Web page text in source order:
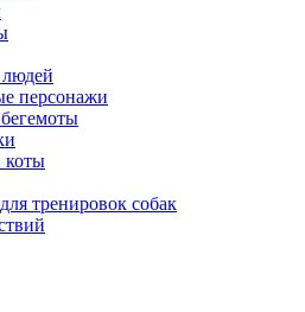
персонажи
коты
тренировок собак